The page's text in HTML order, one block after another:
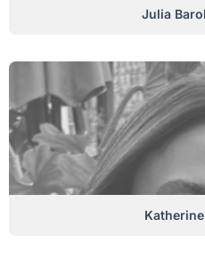
Julia